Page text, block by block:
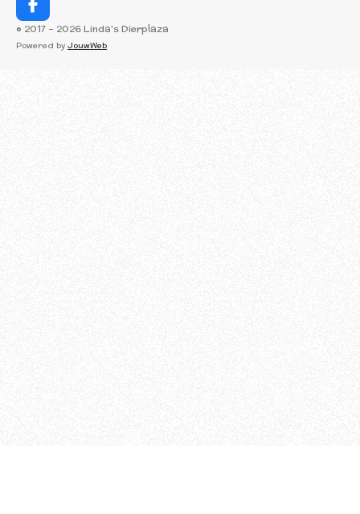
F
a
c
© 2017 - 2026 Linda's Dierplaza
Powered by JouwWeb